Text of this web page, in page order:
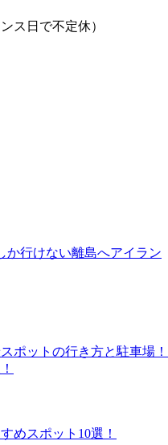
ス日で不定休）
か行けない離島へアイラン
ポットの行き方と駐車場！
めスポット10選！